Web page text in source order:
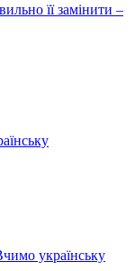
її замінити –
українську